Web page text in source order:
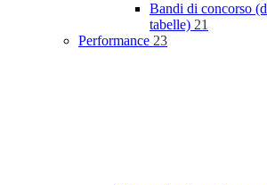
Bandi di concorso
tabelle) 21
Performance 23